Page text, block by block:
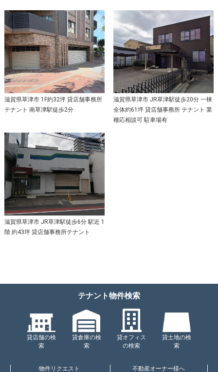
滋賀県草津市 1F約32坪 貸店舗事務所
テナント 南草津駅徒歩2分
滋賀県草津市 JR草津駅徒歩20分 一棟
全体約61坪 貸店舗事務所 テナント 業
種応相談可 駐車場有
滋賀県草津市 JR草津駅徒歩6分 駅近 1
階 約43坪 貸店舗事務所テナント
テナント物件検索
貸店舗の検
索
貸倉庫の検
索
貸オフィス
の検索
貸土地の検
索
物件リクエスト 不動産オーナー様へ